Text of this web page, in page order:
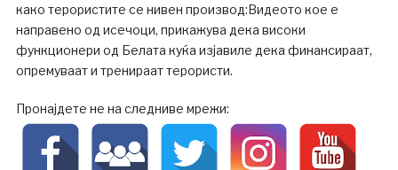
како терористите се нивен производ:Видеото кое е
направено од исечоци, прикажува дека високи
функционери од Белата куќа изјавиле дека финансираат,
опремуваат и тренираат терористи.
Пронајдете не на следниве мрежи: